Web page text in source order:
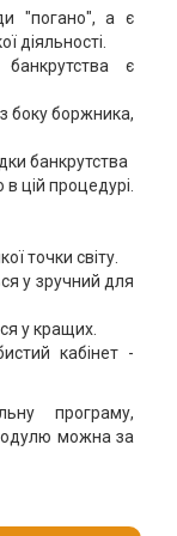
"погано", а є
діяльності.
є
боку боржника,
банкрутства
цій процедурі.
точки світу.
у зручний для
у кращих.
кабінет -
програму,
можна за